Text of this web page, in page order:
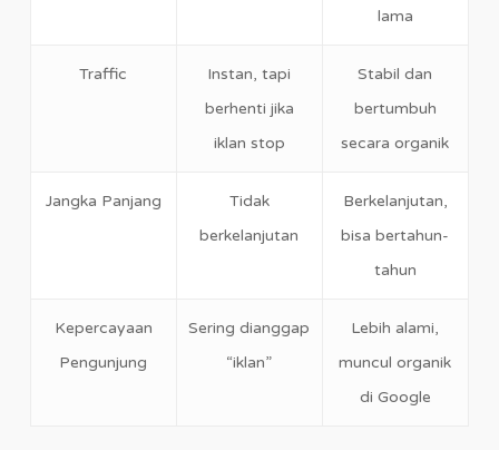
lama
Traffic
Instan, tapi
berhenti jika
iklan stop
Stabil dan
bertumbuh
secara organik
Jangka Panjang
Tidak
berkelanjutan
Berkelanjutan,
bisa bertahun-
tahun
Kepercayaan
Pengunjung
Sering dianggap
“iklan”
Lebih alami,
muncul organik
di Google